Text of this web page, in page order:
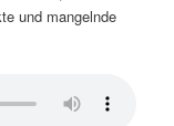
und mangelnde